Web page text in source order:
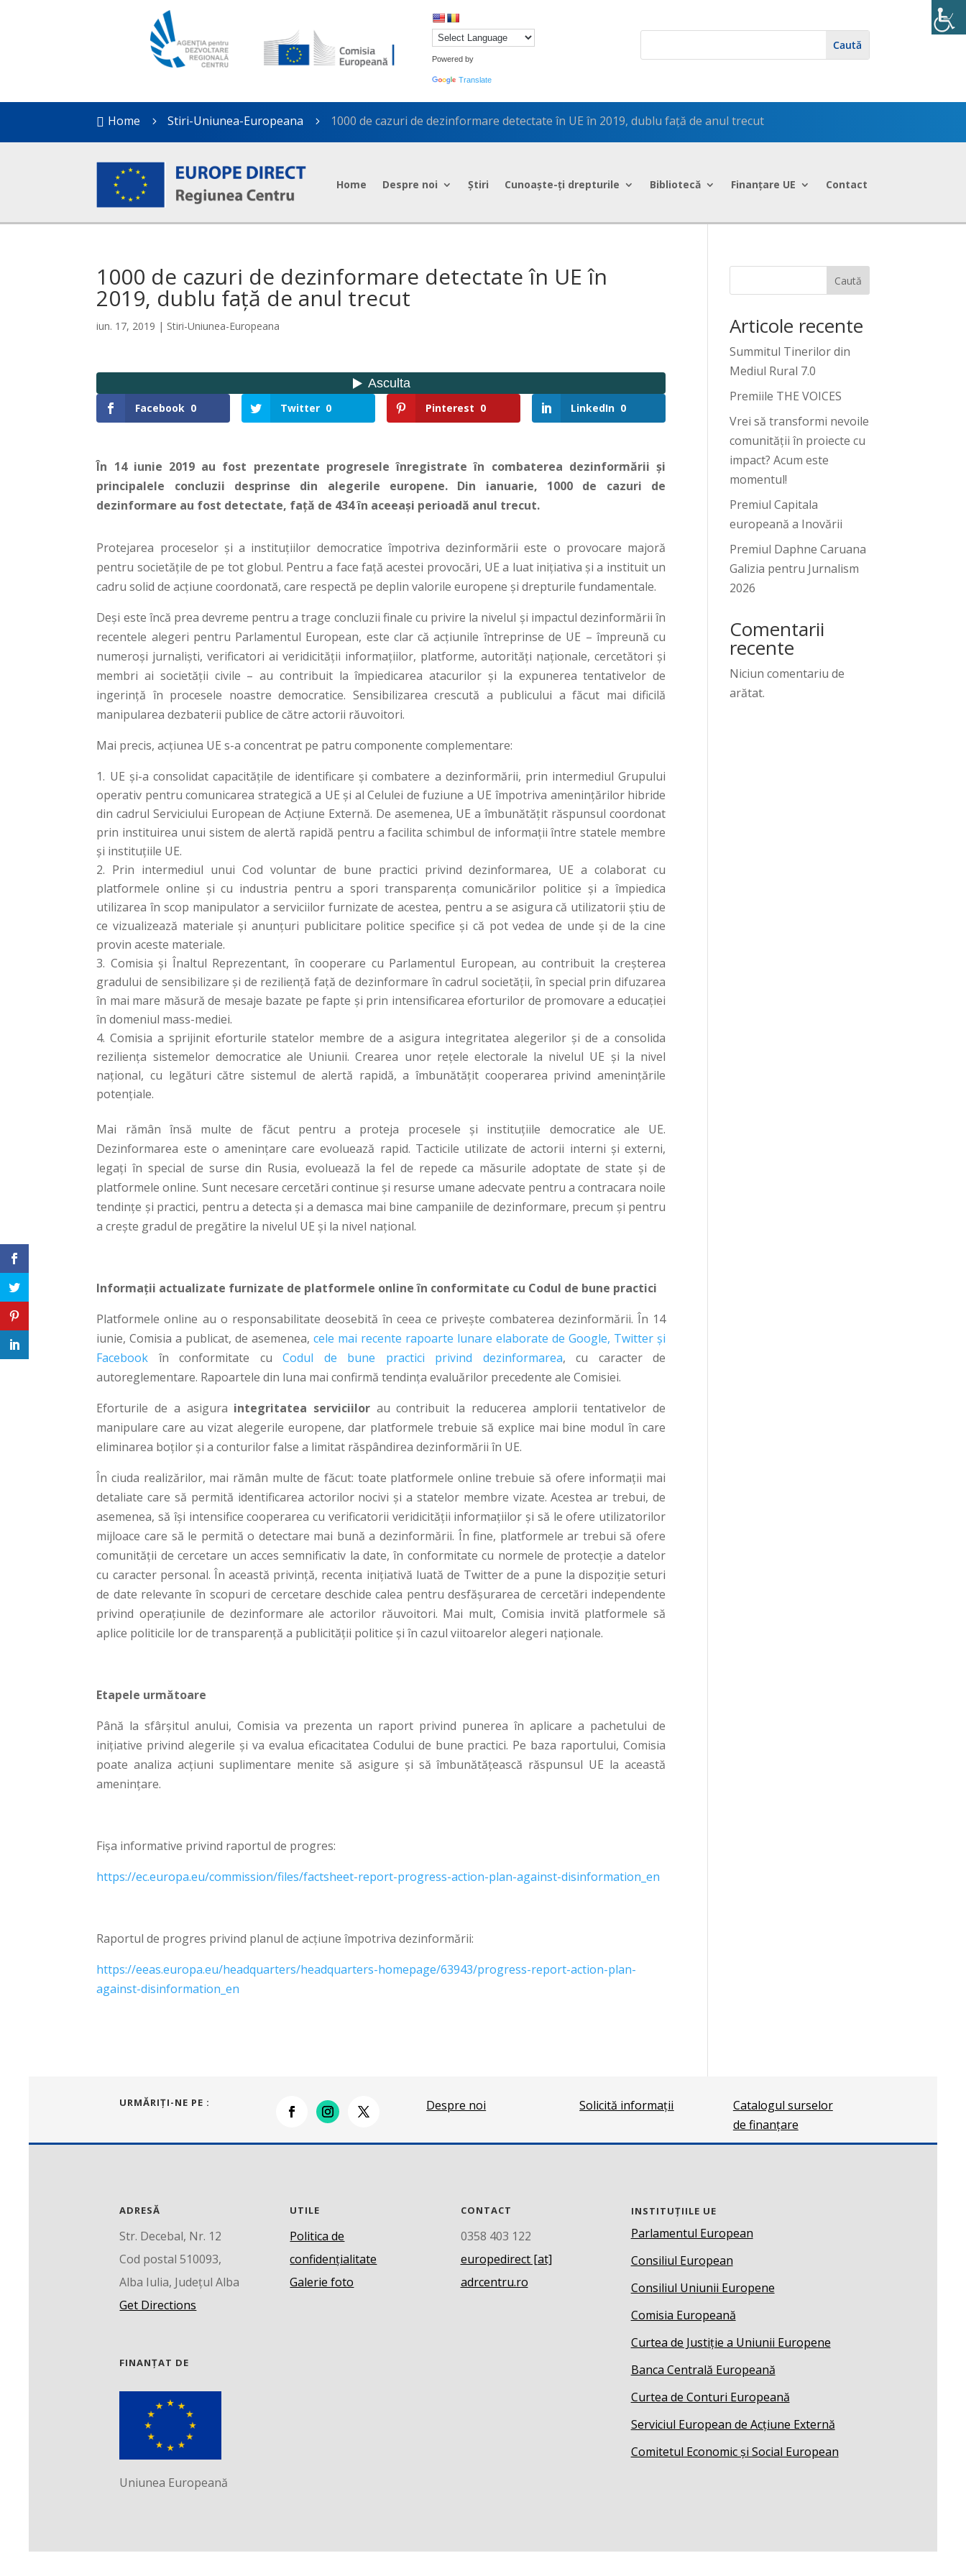
Powered by
Translate
 Home 5 Stiri-Uniunea-Europeana 5 1000 de cazuri de dezinformare detectate în UE în 2019, dublu față de anul trecut
Home Despre noi Știri Cunoaște-ți drepturile Bibliotecă Finanțare UE Contact
1000 de cazuri de dezinformare detectate în UE în
2019, dublu față de anul trecut
iun. 17, 2019 | Stiri-Uniunea-Europeana
Facebook 0 Twitter 0 Pinterest 0 LinkedIn 0
În 14 iunie 2019 au fost prezentate progresele înregistrate în combaterea dezinformării și
principalele concluzii desprinse din alegerile europene. Din ianuarie, 1000 de cazuri de
dezinformare au fost detectate, față de 434 în aceeași perioadă anul trecut.
Protejarea proceselor și a instituțiilor democratice împotriva dezinformării este o provocare majoră
pentru societățile de pe tot globul. Pentru a face față acestei provocări, UE a luat inițiativa și a instituit un
cadru solid de acțiune coordonată, care respectă pe deplin valorile europene și drepturile fundamentale.
Deși este încă prea devreme pentru a trage concluzii finale cu privire la nivelul și impactul dezinformării în
recentele alegeri pentru Parlamentul European, este clar că acțiunile întreprinse de UE – împreună cu
numeroși jurnaliști, verificatori ai veridicității informațiilor, platforme, autorități naționale, cercetători și
membri ai societății civile – au contribuit la împiedicarea atacurilor și la expunerea tentativelor de
ingerință în procesele noastre democratice. Sensibilizarea crescută a publicului a făcut mai dificilă
manipularea dezbaterii publice de către actorii răuvoitori.
Mai precis, acțiunea UE s-a concentrat pe patru componente complementare:
UE și-a consolidat capacitățile de identificare și combatere a dezinformării, prin intermediul Grupului
operativ pentru comunicarea strategică a UE și al Celulei de fuziune a UE împotriva amenințărilor hibride
din cadrul Serviciului European de Acțiune Externă. De asemenea, UE a îmbunătățit răspunsul coordonat
prin instituirea unui sistem de alertă rapidă pentru a facilita schimbul de informații între statele membre
și instituțiile UE.
Prin intermediul unui Cod voluntar de bune practici privind dezinformarea, UE a colaborat cu
platformele online și cu industria pentru a spori transparența comunicărilor politice și a împiedica
utilizarea în scop manipulator a serviciilor furnizate de acestea, pentru a se asigura că utilizatorii știu de
ce vizualizează materiale și anunțuri publicitare politice specifice și că pot vedea de unde și de la cine
provin aceste materiale.
Comisia și Înaltul Reprezentant, în cooperare cu Parlamentul European, au contribuit la creșterea
gradului de sensibilizare și de reziliență față de dezinformare în cadrul societății, în special prin difuzarea
în mai mare măsură de mesaje bazate pe fapte și prin intensificarea eforturilor de promovare a educației
în domeniul mass-mediei.
Comisia a sprijinit eforturile statelor membre de a asigura integritatea alegerilor și de a consolida
reziliența sistemelor democratice ale Uniunii. Crearea unor rețele electorale la nivelul UE și la nivel
național, cu legături către sistemul de alertă rapidă, a îmbunătățit cooperarea privind amenințările
potențiale.
Mai rămân însă multe de făcut pentru a proteja procesele și instituțiile democratice ale UE.
Dezinformarea este o amenințare care evoluează rapid. Tacticile utilizate de actorii interni și externi,
legați în special de surse din Rusia, evoluează la fel de repede ca măsurile adoptate de state și de
platformele online. Sunt necesare cercetări continue și resurse umane adecvate pentru a contracara noile
tendințe și practici, pentru a detecta și a demasca mai bine campaniile de dezinformare, precum și pentru
a crește gradul de pregătire la nivelul UE și la nivel național.
Informații actualizate furnizate de platformele online în conformitate cu Codul de bune practici
Platformele online au o responsabilitate deosebită în ceea ce privește combaterea dezinformării. În 14
iunie, Comisia a publicat, de asemenea,cele mai recente rapoarte lunare elaborate de Google, Twitter și
Facebook în conformitate cuCodul de bune practici privind dezinformarea, cu caracter de
autoreglementare. Rapoartele din luna mai confirmă tendința evaluărilor precedente ale Comisiei.
Eforturile de a asigura integritatea serviciilor au contribuit la reducerea amplorii tentativelor de
manipulare care au vizat alegerile europene, dar platformele trebuie să explice mai bine modul în care
eliminarea boților și a conturilor false a limitat răspândirea dezinformării în UE.
În ciuda realizărilor, mai rămân multe de făcut: toate platformele online trebuie să ofere informații mai
detaliate care să permită identificarea actorilor nocivi și a statelor membre vizate. Acestea ar trebui, de
asemenea, să își intensifice cooperarea cu verificatorii veridicității informațiilor și să le ofere utilizatorilor
mijloace care să le permită o detectare mai bună a dezinformării. În fine, platformele ar trebui să ofere
comunității de cercetare un acces semnificativ la date, în conformitate cu normele de protecție a datelor
cu caracter personal. În această privință, recenta inițiativă luată de Twitter de a pune la dispoziție seturi
de date relevante în scopuri de cercetare deschide calea pentru desfășurarea de cercetări independente
privind operațiunile de dezinformare ale actorilor răuvoitori. Mai mult, Comisia invită platformele să
aplice politicile lor de transparență a publicității politice și în cazul viitoarelor alegeri naționale.
Etapele următoare
Până la sfârșitul anului, Comisia va prezenta un raport privind punerea în aplicare a pachetului de
inițiative privind alegerile și va evalua eficacitatea Codului de bune practici. Pe baza raportului, Comisia
poate analiza acțiuni suplimentare menite să asigure și să îmbunătățească răspunsul UE la această
amenințare.
Fișa informative privind raportul de progres:
https://ec.europa.eu/commission/files/factsheet-report-progress-action-plan-against-disinformation_en
Raportul de progres privind planul de acțiune împotriva dezinformării:
https://eeas.europa.eu/headquarters/headquarters-homepage/63943/progress-report-action-plan-
against-disinformation_en
Caută
Articole recente
Summitul Tinerilor din
Mediul Rural 7.0
Premiile THE VOICES
Vrei să transformi nevoile
comunității în proiecte cu
impact? Acum este
momentul!
Premiul Capitala
europeană a Inovării
Premiul Daphne Caruana
Galizia pentru Jurnalism
2026
Comentarii
recente
Niciun comentariu de
arătat.
URMĂRIŢI-NE PE : Despre noi Solicită informații
Catalogul surselor
de finanțare
ADRESĂ
Str. Decebal, Nr. 12
Cod postal 510093,
Alba Iulia, Județul Alba
Get Directions
UTILE
Politica de
confidențialitate
Galerie foto
CONTACT
0358 403 122
europedirect [at]
adrcentru.ro
FINANȚAT DE
Uniunea Europeană
INSTITUȚIILE UE
Parlamentul European
Consiliul European
Consiliul Uniunii Europene
Comisia Europeană
Curtea de Justiție a Uniunii Europene
Banca Centrală Europeană
Curtea de Conturi Europeană
Serviciul European de Acțiune Externă
Comitetul Economic și Social European